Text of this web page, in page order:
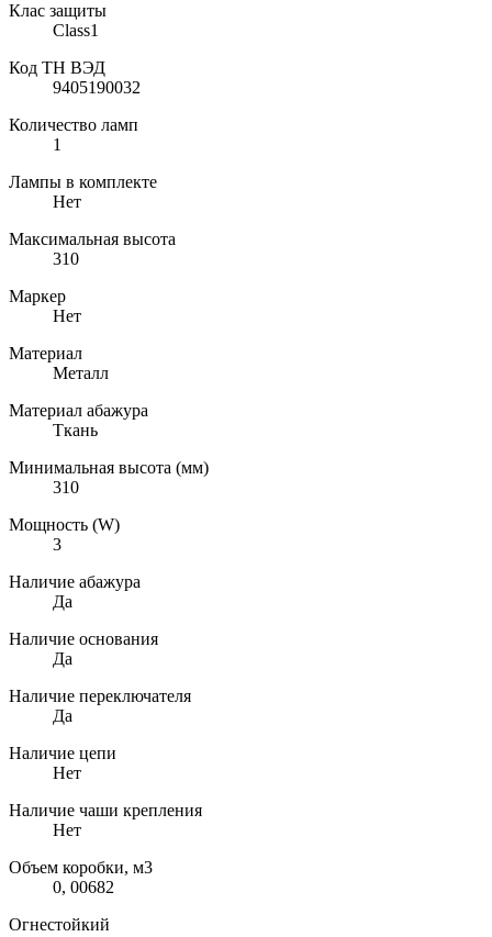
Клас защиты
Class1
Код ТН ВЭД
9405190032
Количество ламп
1
Лампы в комплекте
Нет
Максимальная высота
310
Маркер
Нет
Материал
Металл
Материал абажура
Ткань
Минимальная высота (мм)
310
Мощность (W)
3
Наличие абажура
Да
Наличие основания
Да
Наличие переключателя
Да
Наличие цепи
Нет
Наличие чаши крепления
Нет
Объем коробки, м3
0, 00682
Огнестойкий